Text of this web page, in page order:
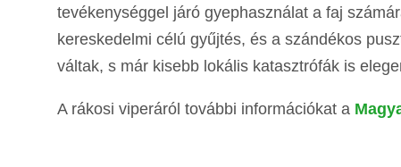
tevékenységgel járó gyephasználat a faj
kereskedelmi célú gyűjtés, és a szándékos
váltak, s már kisebb lokális katasztrófák is
A rákosi viperáról további információkat a